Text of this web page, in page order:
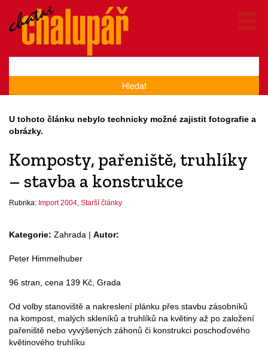
Hledat
U tohoto článku nebylo technicky možné zajistit fotografie a
obrázky.
Komposty, pařeniště, truhlíky
– stavba a konstrukce
Rubrika: Import 2004 Starší články
Kategorie: Zahrada | Autor:
Peter Himmelhuber
96 stran, cena 139 Kč, Grada
Od volby stanoviště a nakreslení plánku přes stavbu zásobníků
na kompost, malých skleníků a truhlíků na květiny až po založení
pařeniště nebo vyvýšených záhonů či konstrukci poschoďového
květinového truhlíku